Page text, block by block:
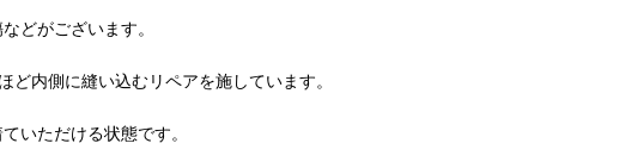
どがございます。
内側に縫い込むリペアを施しています。
いただける状態です。